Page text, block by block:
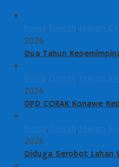
, ,
2026
Dua Tahun
, ,
2026
DPD CORAK Konawe
, ,
2026
Diduga Serobot Lahan